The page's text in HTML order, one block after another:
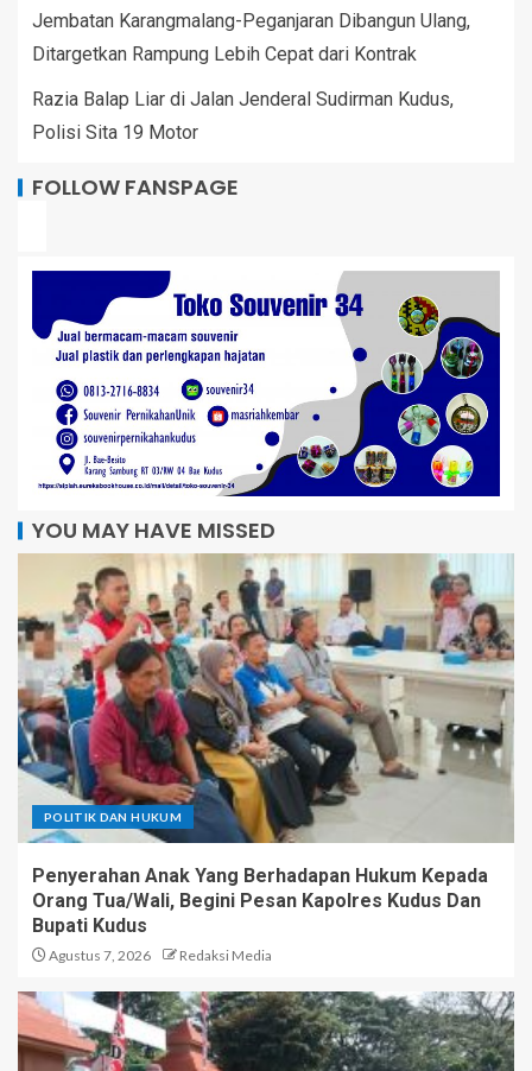
Jembatan Karangmalang-Peganjaran Dibangun Ulang,
Ditargetkan Rampung Lebih Cepat dari Kontrak
Razia Balap Liar di Jalan Jenderal Sudirman Kudus,
Polisi Sita 19 Motor
FOLLOW FANSPAGE
YOU MAY HAVE MISSED
POLITIK DAN HUKUM
Penyerahan Anak Yang Berhadapan Hukum Kepada
Orang Tua/Wali, Begini Pesan Kapolres Kudus Dan
Bupati Kudus
Agustus 7, 2026 Redaksi Media